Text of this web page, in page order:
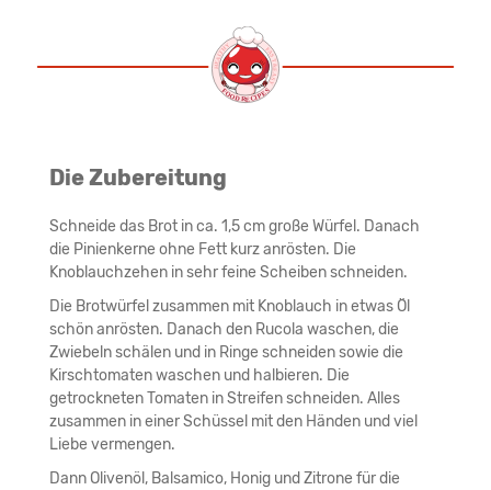
Die Zubereitung
Schneide das Brot in ca. 1,5 cm große Würfel. Danach
die Pinienkerne ohne Fett kurz anrösten. Die
Knoblauchzehen in sehr feine Scheiben schneiden.
Die Brotwürfel zusammen mit Knoblauch in etwas Öl
schön anrösten. Danach den Rucola waschen, die
Zwiebeln schälen und in Ringe schneiden sowie die
Kirschtomaten waschen und halbieren. Die
getrockneten Tomaten in Streifen schneiden. Alles
zusammen in einer Schüssel mit den Händen und viel
Liebe vermengen.
Dann Olivenöl, Balsamico, Honig und Zitrone für die